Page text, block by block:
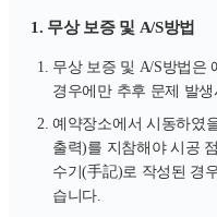
1. 무상 보증 및 A/S방법
무상 보증 및 A/S방법은
경우에만 추후 문제 발
예약장소에서 시동하였
출력)를 지참해야 시공
수기(手記)로 작성된 경
습니다.